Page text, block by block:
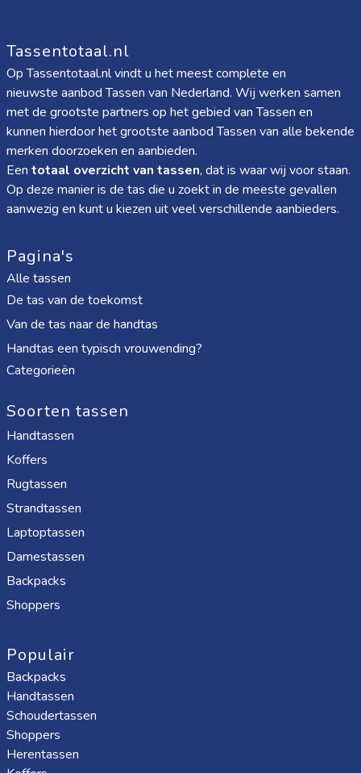
Tassentotaal.nl
Op Tassentotaal.nl vindt u het meest complete en
nieuwste aanbod Tassen van Nederland. Wij werken samen
met de grootste partners op het gebied van Tassen en
kunnen hierdoor het grootste aanbod Tassen van alle bekende
merken doorzoeken en aanbieden.
Een totaal overzicht van tassen, dat is waar wij voor staan.
Op deze manier is de tas die u zoekt in de meeste gevallen
aanwezig en kunt u kiezen uit veel verschillende aanbieders.
Pagina's
Alle tassen
De tas van de toekomst
Van de tas naar de handtas
Handtas een typisch vrouwending?
Categorieën
Soorten tassen
Handtassen
Koffers
Rugtassen
Strandtassen
Laptoptassen
Damestassen
Backpacks
Shoppers
Populair
Backpacks
Handtassen
Schoudertassen
Shoppers
Herentassen